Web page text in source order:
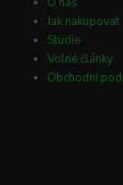
Jak nakupovat
Studie
Volné články
Obchodní